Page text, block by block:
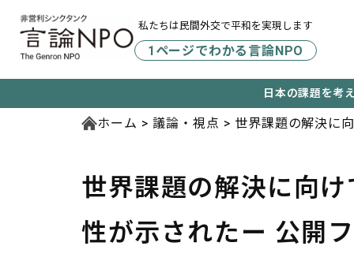
私たちは民間外交で平和を実現します
1ページでわかる言論NPO
日本の課題を考
ホーム 議論・視点
世界課題の解決に
世界課題の解決に向
性が示されたー 公開